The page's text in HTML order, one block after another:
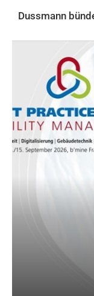
Dussmann